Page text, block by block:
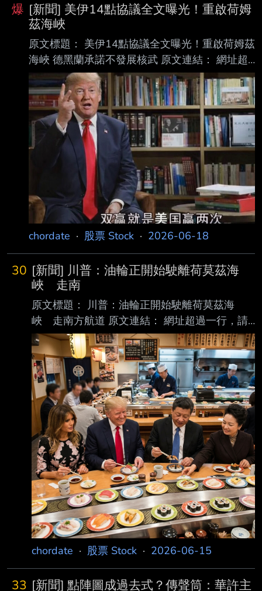
爆 [新聞] 美伊14點協議全文曝光！重啟荷姆
茲海峽
原文標題： 美伊14點協議全文曝光！重啟荷姆茲
海峽 德黑蘭承諾不發展核武 原文連結： 網址超
過一行，請用縮網址，連結不能點擊者板規 1-2-
2 處分。
https://news.ltn.com.tw/news/world/breakingne
ws/5475834 發布時間： 請勿張貼超過3天新聞
2026/06/18 06:09 記者署名： 國際新聞中心／
綜合報導 原文內容： 路透報導，美國政府17日
首度向媒體公開旨在中止戰事、重新開放荷姆茲
海峽（Strait of Hormuz）的美伊暫定協議全文。
這份
chordate · 股票 Stock · 2026-06-18
30 [新聞] 川普：油輪正開始駛離荷莫茲海
峽 走南
原文標題： 川普：油輪正開始駛離荷莫茲海
峽 走南方航道 原文連結： 網址超過一行，請
用縮網址，連結不能點擊者板規 1-2-2 處分。
https://www.cna.com.tw/news/aopl/20260615
0306.aspx 發布時間： 請勿張貼超過3天新聞
2026/6/15 23:08 記者署名： 編譯：張正芊 原
文內容： （中央社華盛頓15日綜合外電報導）
美國與伊朗昨天證實達成初步和平協議後，美國
總統 川普今天表示，油輪正紛紛駛離荷莫茲海
峽，且據他描述應該是通過1條靠近阿拉伯半島
東南端國
chordate · 股票 Stock · 2026-06-15
33 [新聞] 點陣圖成過去式？傳聲筒：華許主